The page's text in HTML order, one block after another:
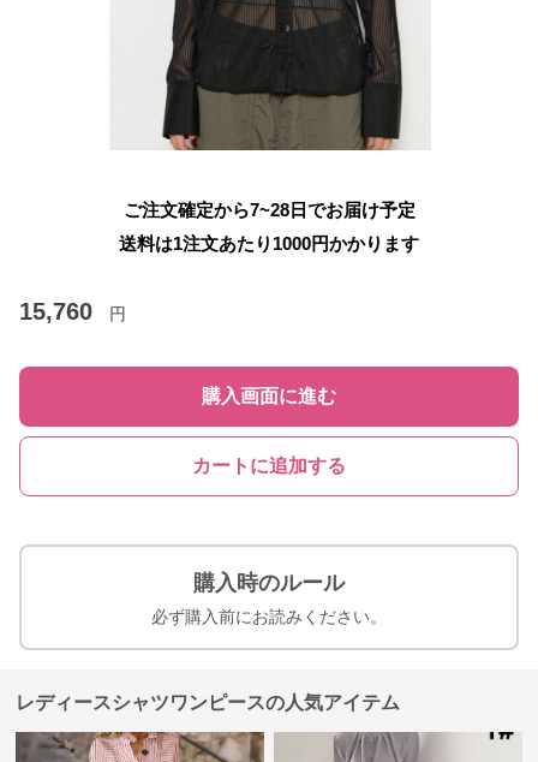
ご注文確定から7~28日でお届け予定
送料は1注文あたり 1000円かかります
15,760 円
購入画面に進む
カートに追加する
購入時のルール
必ず購入前にお読みください。
レディースシャツワンピースの人気アイテム